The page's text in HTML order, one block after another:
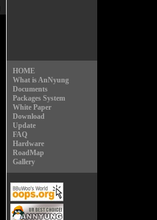
HOME
What is AnNyung
Documents
Packages System
White Paper
Download
Update
FAQ
Hardware
RoadMap
Gallery